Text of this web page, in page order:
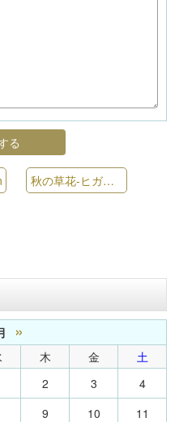
秋の草花-ヒガンバナ
»
木 金
土
2 3
4
9 10
11